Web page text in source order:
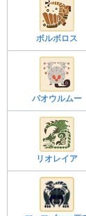
ボルボロス
パオウルムー
リオレイア